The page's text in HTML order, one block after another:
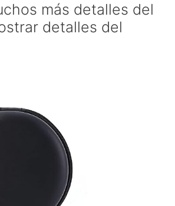
más detalles del
detalles del